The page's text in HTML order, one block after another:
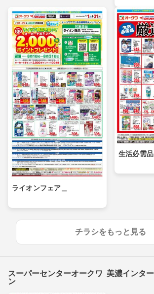
ライオンフェア＿
生活必需
チラシをもっと見る
スーパーセンターオークワ 美濃インタ
ン